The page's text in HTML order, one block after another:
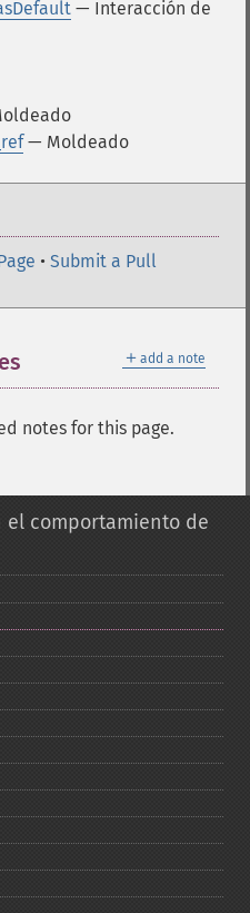
— Interacción de
— Moldeado
• Submit a Pull
＋ add a note
notes for this page.
el comportamiento de